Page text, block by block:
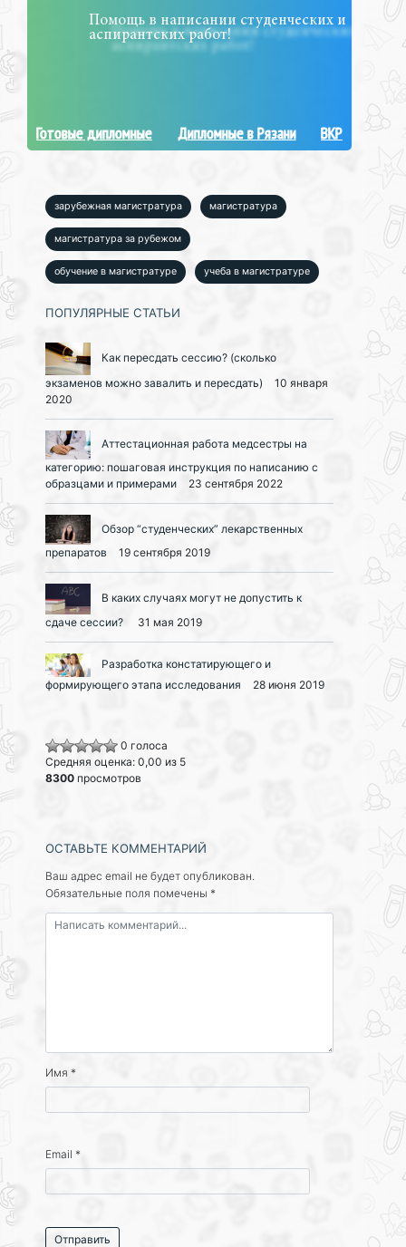
Помощь в написании студенческих и
аспирантских работ!
Готовые дипломные Дипломные в Рязани ВКР
зарубежная магистратура магистратура
магистратура за рубежом
обучение в магистратуре учеба в магистратуре
ПОПУЛЯРНЫЕ СТАТЬИ
Как пересдать сессию? (сколько
экзаменов можно завалить и пересдать)
10 января
2020
Аттестационная работа медсестры на
категорию: пошаговая инструкция по написанию с
образцами и примерами
23 сентября 2022
Обзор “студенческих” лекарственных
препаратов
19 сентября 2019
В каких случаях могут не допустить к
сдаче сессии?
31 мая 2019
Разработка констатирующего и
формирующего этапа исследования
28 июня 2019
0 голоса
Средняя оценка: 0,00 из 5
8300 просмотров
ОСТАВЬТЕ КОММЕНТАРИЙ
Ваш адрес email не будет опубликован.
Обязательные поля помечены *
Имя *
Email *